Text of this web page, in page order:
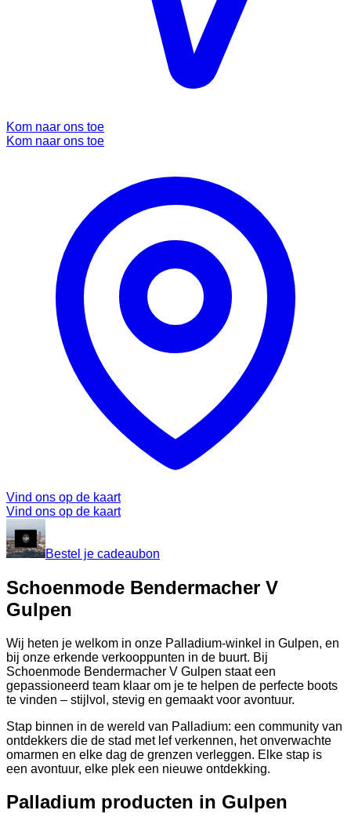
Kom naar ons toe
Kom naar ons toe
Vind ons op de kaart
Vind ons op de kaart
Bestel je cadeaubon
Schoenmode Bendermacher V
Gulpen
Wij heten je welkom in onze Palladium-winkel in Gulpen, en
bij onze erkende verkooppunten in de buurt. Bij
Schoenmode Bendermacher V Gulpen staat een
gepassioneerd team klaar om je te helpen de perfecte boots
te vinden – stijlvol, stevig en gemaakt voor avontuur.
Stap binnen in de wereld van Palladium: een community van
ontdekkers die de stad met lef verkennen, het onverwachte
omarmen en elke dag de grenzen verleggen. Elke stap is
een avontuur, elke plek een nieuwe ontdekking.
Palladium producten in Gulpen